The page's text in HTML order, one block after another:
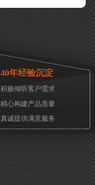
40年经验沉淀
积极倾听客户需求
精心构建产品质量
真诚提供满意服务